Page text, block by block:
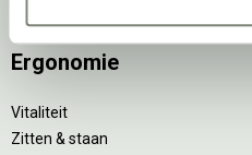
Ergonomie
Vitaliteit
Zitten & staan